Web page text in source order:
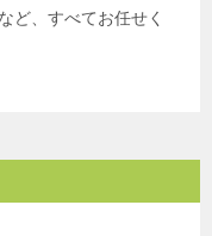
など、すべてお任せく